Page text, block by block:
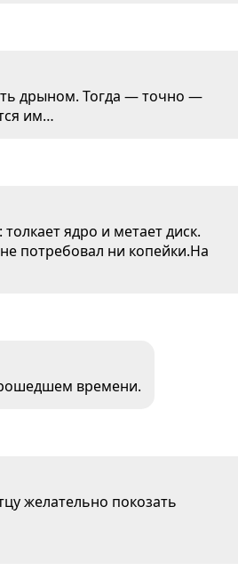
дрыном. Тогда — точно —
им…
ядро и метает диск.
потребовал ни копейки.На
времени.
желательно покозать